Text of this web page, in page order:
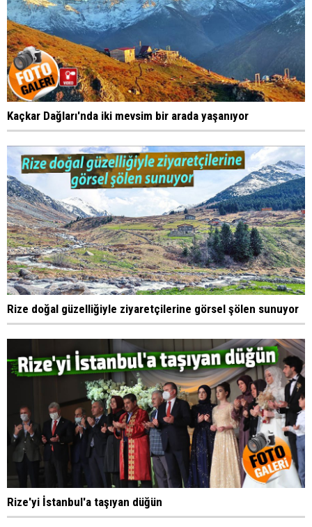
Kaçkar Dağları'nda iki mevsim bir arada yaşanıyor
Rize doğal güzelliğiyle ziyaretçilerine görsel şölen sunuyor
Rize'yi İstanbul'a taşıyan düğün